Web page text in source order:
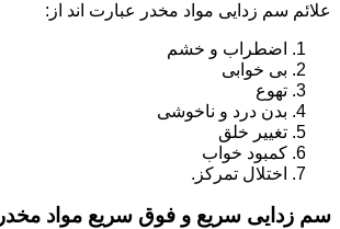
علائم سم زدایی مواد مخدر عبارت اند از:
اضطراب و خشم
بی خوابی
تهوع
بدن درد و ناخوشی
تغییر خلق
کمبود خواب
اختلال تمرکز.
سم زدایی سریع و فوق سریع مواد مخدر